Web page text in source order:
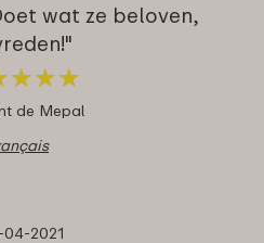
wat ze beloven,
★★★
★★★
de Mepal
04-2021